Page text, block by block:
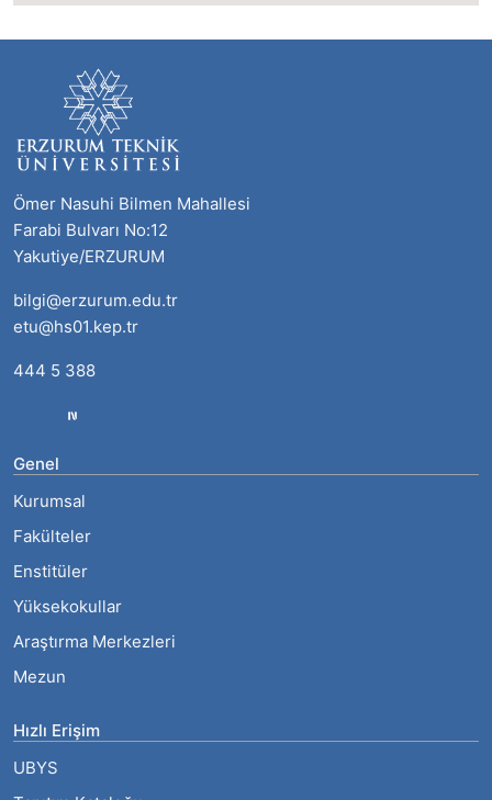
Ömer Nasuhi Bilmen Mahallesi
Farabi Bulvarı No:12
Yakutiye/ERZURUM
bilgi@erzurum.edu.tr
etu@hs01.kep.tr
444 5 388
Genel
Kurumsal
Fakülteler
Enstitüler
Yüksekokullar
Araştırma Merkezleri
Mezun
Hızlı Erişim
UBYS